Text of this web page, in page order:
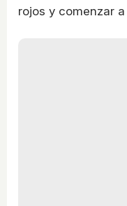
rojos y comenzar